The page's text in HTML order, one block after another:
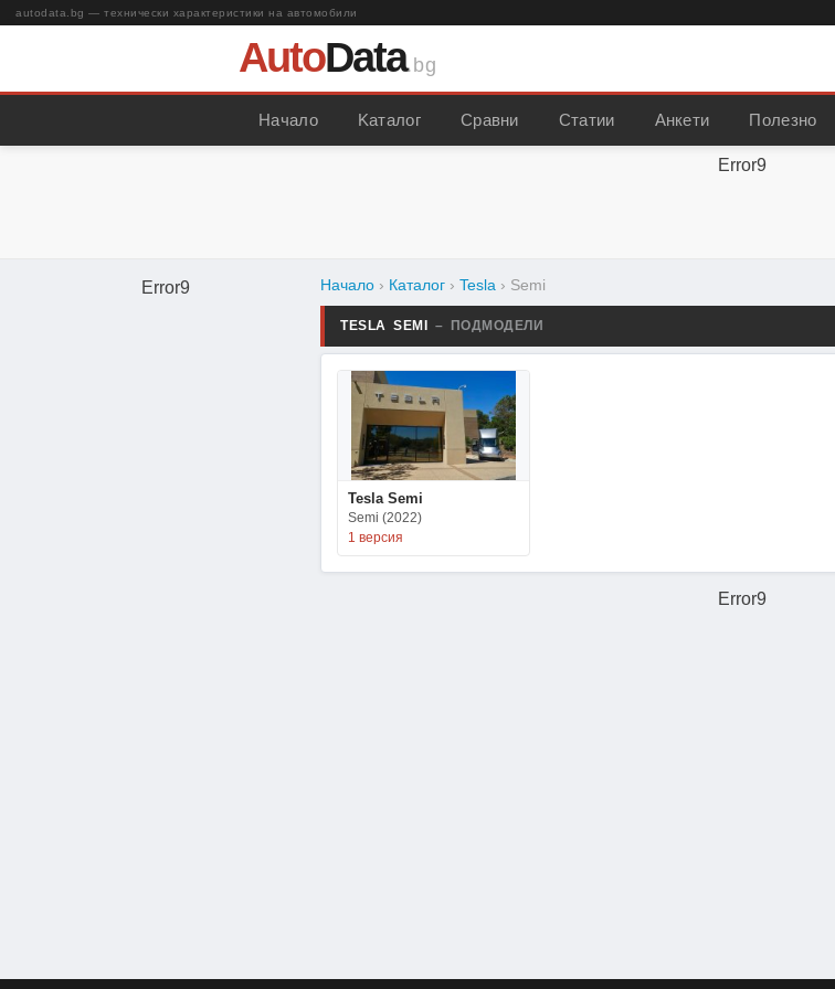
autodata.bg — технически характеристики на автомобили
AutoData.bg
Начало Kаталог Сравни Статии Анкети Полезно
Error9
Error9 Начало › Каталог › Tesla › Semi
TESLA SEMI – ПОДМОДЕЛИ
Tesla Semi
Semi (2022)
1 версия
Error9